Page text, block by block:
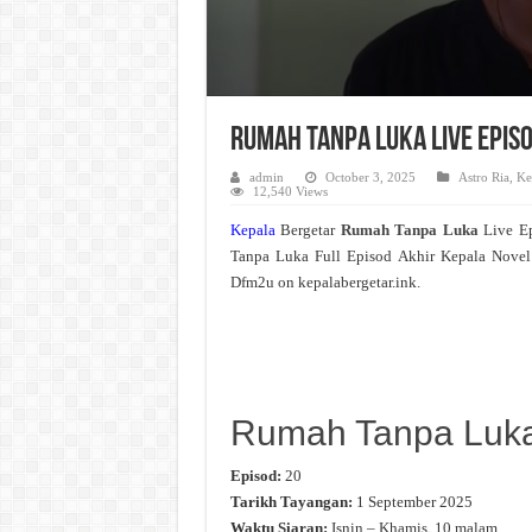
Rumah Tanpa Luka Live
admin October 3, 2025 Astro Ria
12,540 Views
KepalaBergetar Rumah Tanpa Luka Live
Tanpa Luka Full Episod Akhir Kepala Novel
Dfm2u on kepalabergetar.ink.
Rumah Tanpa
Episod: 20
Tarikh Tayangan: 1 September 2025
Waktu Siaran: Isnin – Khamis, 10 malam